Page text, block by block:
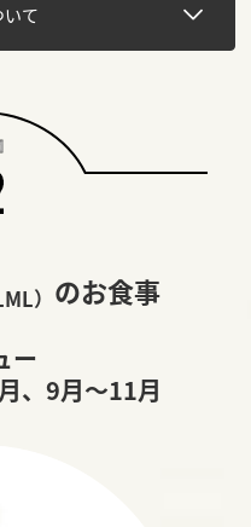
て
） のお食事
ー
、9月～11月